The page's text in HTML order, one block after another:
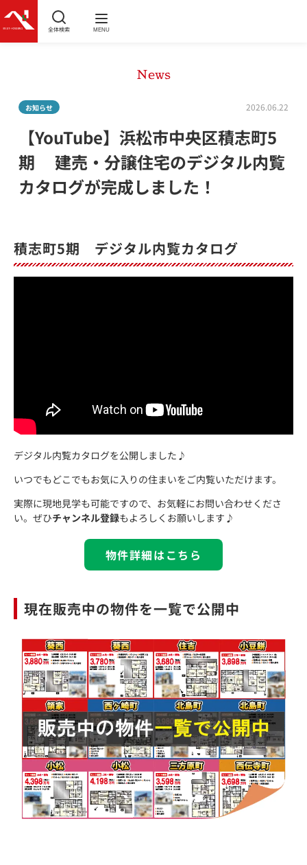
全体検索 MENU
News
お知らせ 2026.06.22
【YouTube】浜松市中央区積志町5
期 建売・分譲住宅のデジタル内覧
カタログが完成しました！
積志町5期 デジタル内覧カタログ
デジタル内覧カタログを公開しました♪
いつでもどこでもお気に入りの住まいをご内覧いただけます。
実際に現地見学も可能ですので、お気軽にお問い合わせくださ
い。ぜひチャンネル登録もよろしくお願いします♪
物件詳細はこちら
現在販売中の物件を一覧で公開中